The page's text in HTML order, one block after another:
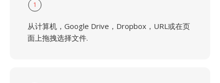
1
从计算机，Google Drive，Dropbox，URL或在页
面上拖拽选择文件.